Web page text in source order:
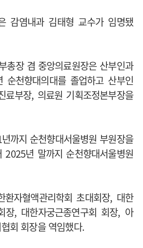
감염내과 김태형 교수가 임명됐
총장 겸 중앙의료원장은 산부인과
순천향대의대를 졸업하고 산부인
료부장, 의료원 기획조정본부장을
까지 순천향대서울병원 부원장을
2025년 말까지 순천향대서울병원
환자혈액관리학회 초대회장, 대한
장, 대한자궁근종연구회 회장, 아
회 회장을 역임했다.